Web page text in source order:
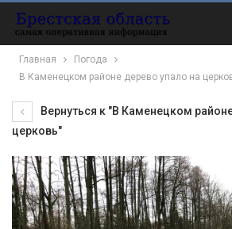
Главная
Погода
В Каменецком районе дерево упало на
Вернуться к "В Каменецком
церковь"